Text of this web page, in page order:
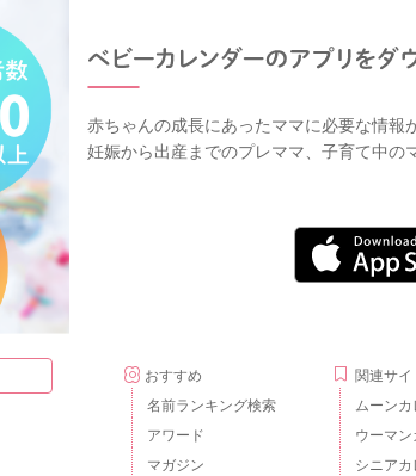
赤ちゃんの成長にあったママに必要な情報
妊娠から出産までのプレママ、子育て中の
おすすめ
名前ランキング検索
アワード
マガジン
関連サイ
ムーンカ
ウーマ
シニアカ